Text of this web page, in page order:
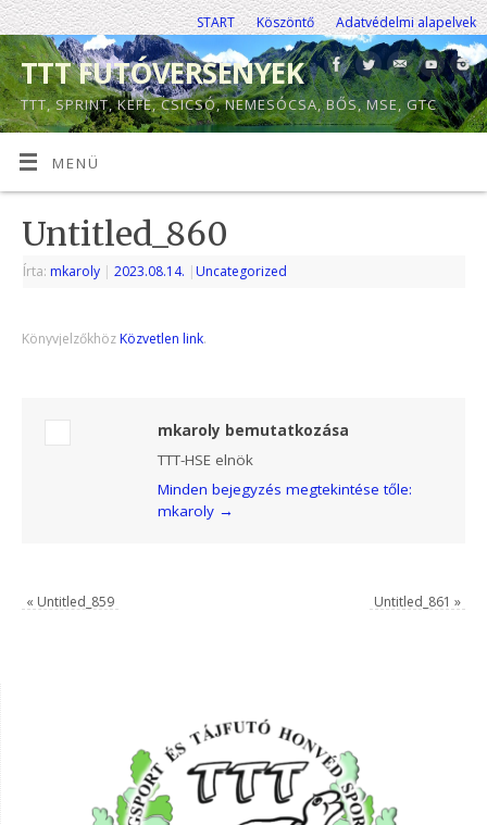
START Köszöntő Adatvédelmi alapelvek
TTT FUTÓVERSENYEK
TTT, SPRINT, KEFE, CSICSÓ, NEMESÓCSA, BŐS, MSE, GTC
MENÜ
Untitled_860
Írta: mkaroly | 2023.08.14. | Uncategorized
Könyvjelzőkhöz Közvetlen link.
mkaroly bemutatkozása
TTT-HSE elnök
Minden bejegyzés megtekintése tőle:
mkaroly →
« Untitled_859 Untitled_861 »